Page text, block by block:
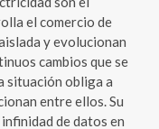
el comercio de
y evolucionan
cambios que se
situación obliga a
entre ellos. Su
de datos en